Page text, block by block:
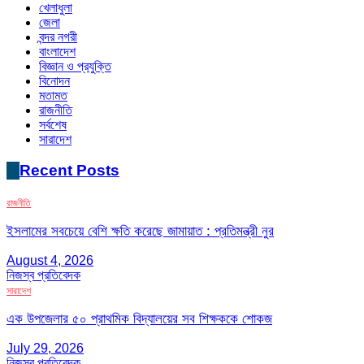
খেলাধুলা
জেলা
বন্দর নগরী
বাংলাদেশ
বিজ্ঞান ও প্রযুক্তি
বিনোদন
মতামত
রাজনীতি
সর্বশেষ
সারাদেশ
Recent Posts
রাজনীতি
ইসলামের সবচেয়ে বেশি ক্ষতি করেছে জামায়াত : প্রতিমন্ত্রী নুর
August 4, 2026
নিজস্ব প্রতিবেদক
সারাদেশ
এক উপজেলার ৫০ প্রাথমিক বিদ্যালয়ের সব শিক্ষককে শোকজ
July 29, 2026